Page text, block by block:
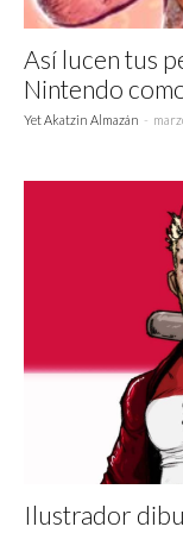
Así lucen tus
Nintendo
Yet Akatzin Almazán -
Ilustrador